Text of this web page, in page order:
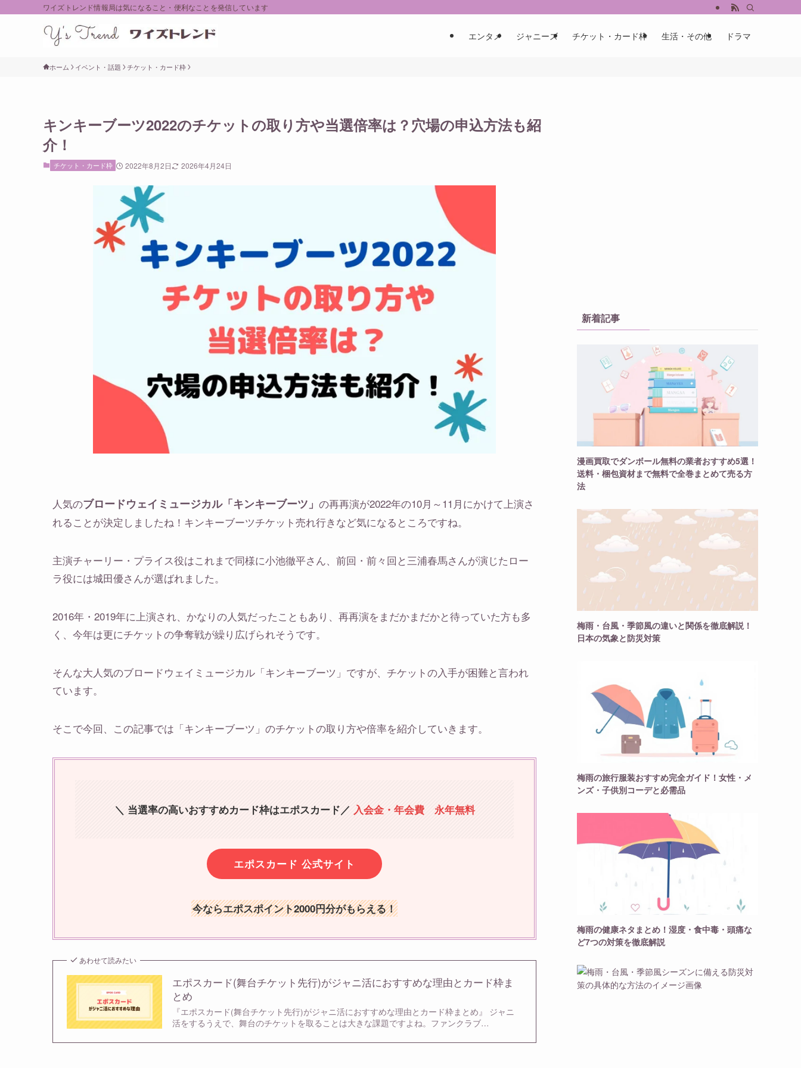
ワイズトレンド情報局は気になること・便利なことを発信しています
エンタメ ジャニーズ チケット・カード枠 生活・その他 ドラマ
ホーム イベント・話題 チケット・カード枠
キンキーブーツ2022のチケットの取り方や当選倍率は？穴場の申込方法も紹
介！
チケット・カード枠 2022年8月2日 2026年4月24日
人気のブロードウェイミュージカル「キンキーブーツ」 の再再演が2022年の10月～11月にかけて上演さ
れることが決定しましたね！キンキーブーツチケット売れ行きなど気になるところですね。
主演チャーリー・プライス役はこれまで同様に小池徹平さん、前回・前々回と三浦春馬さんが演じたロー
ラ役には城田優さんが選ばれました。
2016年・2019年に上演され、かなりの人気だったこともあり、再再演をまだかまだかと待っていた方も多
く、今年は更にチケットの争奪戦が繰り広げられそうです。
そんな大人気のブロードウェイミュージカル「キンキーブーツ」ですが、チケットの入手が困難と言われ
ています。
そこで今回、この記事では「キンキーブーツ」のチケットの取り方や倍率を紹介していきます。
＼ 当選率の高いおすすめカード枠はエポスカード／ 入会金・年会費 永年無料
エポスカード 公式サイト
今ならエポスポイント2000円分がもらえる！
あわせて読みたい
エポスカード(舞台チケット先行)がジャニ活におすすめな理由とカード枠ま
とめ
『エポスカード(舞台チケット先行)がジャニ活におすすめな理由とカード枠まとめ』 ジャニ
活をするうえで、舞台のチケットを取ることは大きな課題ですよね。ファンクラブ…
新着記事
漫画買取でダンボール無料の業者おすすめ5選！
送料・梱包資材まで無料で全巻まとめて売る方
法
梅雨・台風・季節風の違いと関係を徹底解説！
日本の気象と防災対策
梅雨の旅行服装おすすめ完全ガイド！女性・メ
ンズ・子供別コーデと必需品
梅雨の健康ネタまとめ！湿度・食中毒・頭痛な
ど7つの対策を徹底解説